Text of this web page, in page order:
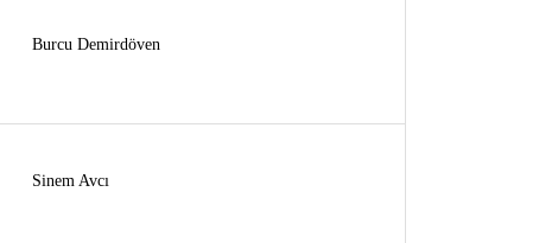
Burcu Demirdöven
Sinem Avcı